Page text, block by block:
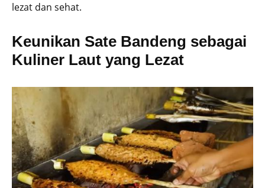
lezat dan sehat.
Keunikan Sate Bandeng sebagai
Kuliner Laut yang Lezat